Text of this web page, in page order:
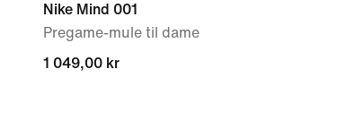
Nike Mind 001
Pregame-mule til dame
1 049,00 kr
1 049,00 kr